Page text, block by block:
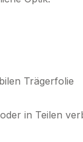
Trägerfolie
in Teilen